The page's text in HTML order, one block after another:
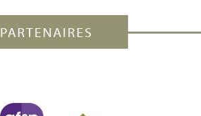
PARTENAIRES